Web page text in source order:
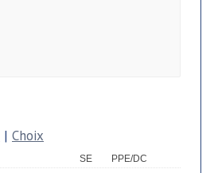
| Choix
SE
PPE/DC